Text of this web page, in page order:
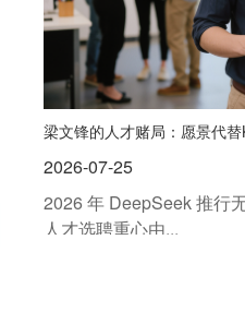
梁文锋的人才赌局：愿景代替
2026-07-25
2026 年 DeepSeek 推行
人才选聘重心由...